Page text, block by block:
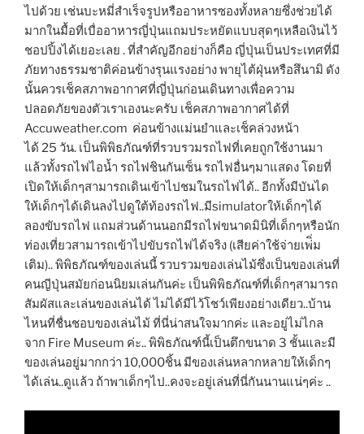
ไปด้วย เช่นบะหมี่สำเร็จรูปหรืออาหารซองทั้งหลายซึ่งช่วยได้
มากในมื้อที่เบื่ออาหารญี่ปุ่นแถมประหยัดแบบสุดๆเหลือเงินไว้
ชอปปิ้งได้เยอะเลย . ที่สำคัญอีกอย่างก็คือ ญี่ปุ่นเป็นประเทศที่มี
ภัยทางธรรมชาติค่อนข้างรุนแรงอย่าง พายุไต้ฝุ่นหรือสึนามิ ดัง
นั้นควรเช็คสภาพอากาศที่ญี่ปุ่นก่อนเดินทางเพื่อความ
ปลอดภัยของตัวเราเองนะครับ เช็คสภาพอากาศได้ที่
Accuweather.com ค่อนข้างแม่นยำและเช็คล่วงหน้า
ได้ 25 วัน. เป็นพิพิธภัณฑ์ที่รวบรวมรถไฟที่เคยถูกใช้งานมา
แล้วทั้งรถไฟไอน้ำ รถไฟชินกันเซ็น รถไฟอื่นๆมาแสดง โดยที่
เปิดให้เด็กๆสามารถเดินเข้าไปชมในรถไฟได้.. อีกทั้งมีบันได
ให้เด็กๆได้เดินลงไปดูใต้ท้องรถไฟ..มีsimulatorให้เด็กๆได้
ลองขับรถไฟ แถมส่วนด้านนอกมีรถไฟขนาดมินิที่เด็กๆหรือนัก
ท่องเที่ยวสามารถเข้าไปขับรถไฟได้จริง (เสียค่าใช้จ่ายเพ่ิ่ม
เติม).. พิพิธภัณฑ์ของเล่นนี้ รวบรวมของเล่นไม้ซึ่งเป็นของเล่นที่
คนญีปุ่นสมัยก่อนนิยมเล่นกันค่ะ เป็นพิพิธภัณฑ์ที่เด็กๆสามารถ
สัมผัสและเล่นของเล่นได้ ไม่ได้มีไว้โชว์เพียงอย่างเดียว..บ้าน
ไหนที่ชื่นชอบของเล่นไม้ ที่นี่น่าสนใจมากค่ะ และอยู่ไม่ไกล
จาก Fire Museum ค่ะ.. พิพิธภัณฑ์นี้เป็นตึกขนาด 3 ชั้นและมี
ของเล่นอยู่มากกว่า 10,000ชิ้น มีของเล่นหลากหลายให้เด็กๆ
ได้เล่น..ดูแล้ว ถ้าพาเด็กๆไป..คงจะอยู่เล่นที่นี่กันนานแน่ๆค่ะ ..